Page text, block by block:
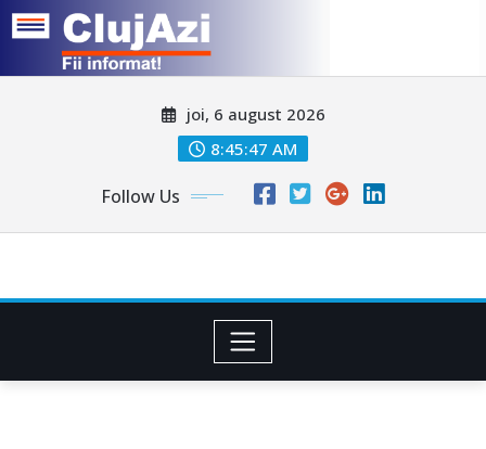
joi, 6 august 2026
8:45:49 AM
Follow Us